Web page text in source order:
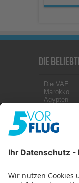
Die
Die VAE
Marokko
Ägypten
Malta
Griechenland
Zypern